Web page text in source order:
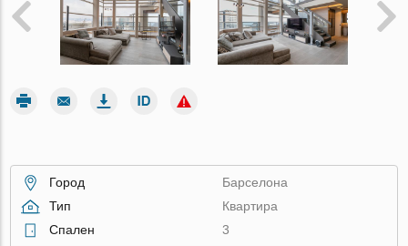
Город
Барселона
Тип
Квартира
Спален
3